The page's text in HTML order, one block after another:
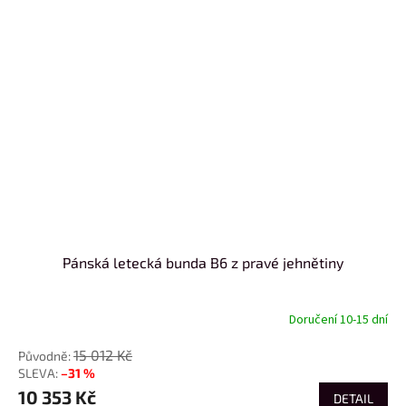
Pánská letecká bunda B6 z pravé jehnětiny
Doručení 10-15 dní
15 012 Kč
–31 %
10 353 Kč DETAIL